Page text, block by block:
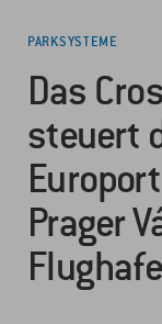
PARKSYSTEME
Das
steuert
Prager